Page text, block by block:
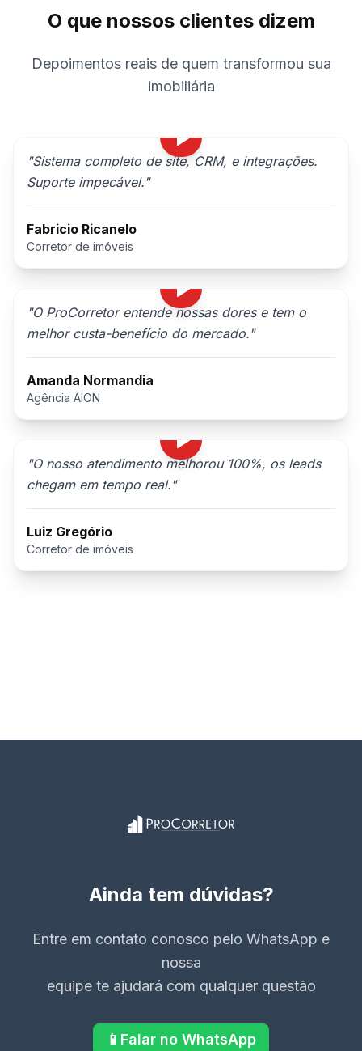
O que nossos clientes dizem
Depoimentos reais de quem transformou sua
imobiliária
"Sistema completo de site, CRM, e integrações.
Suporte impecável."
Fabricio Ricanelo
Corretor de imóveis
"O ProCorretor entende nossas dores e tem o
melhor custa-benefício do mercado."
Amanda Normandia
Agência AION
"O nosso atendimento melhorou 100%, os leads
chegam em tempo real."
Luiz Gregório
Corretor de imóveis
Ainda tem dúvidas?
Entre em contato conosco pelo WhatsApp e
nossa
equipe te ajudará com qualquer questão
📱 Falar no WhatsApp